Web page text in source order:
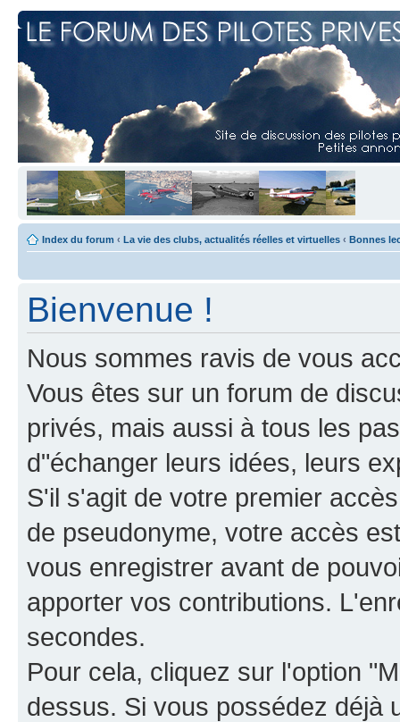
Index du forum ‹ La vie des clubs, actualités réelles et virtuelles ‹ Bonnes
Bienvenue !
Nous sommes ravis de vous
Vous êtes sur un forum de
privés, mais aussi à tous les
d"échanger leurs idées, leurs
S'il s'agit de votre premier
de pseudonyme, votre accès
vous enregistrer avant de
apporter vos contributions.
secondes.
Pour cela, cliquez sur l'option
dessus. Si vous possédez déjà